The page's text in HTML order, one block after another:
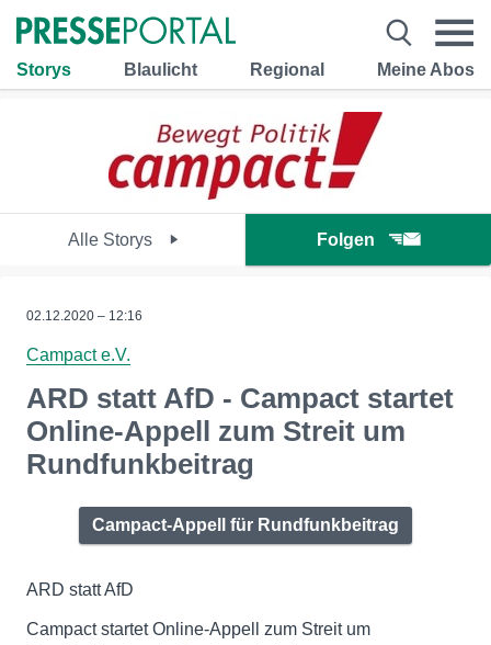
Storys Blaulicht Regional Meine Abos
Alle Storys Folgen
02.12.2020 – 12:16
Campact e.V.
ARD statt AfD - Campact startet
Online-Appell zum Streit um
Rundfunkbeitrag
Campact-Appell für Rundfunkbeitrag
ARD statt AfD
Campact startet Online-Appell zum Streit um